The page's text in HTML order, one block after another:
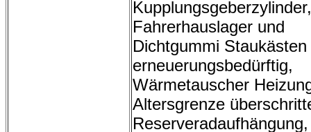
Fahrerhauslager und
Dichtgummi Staukästen
erneuerungsbedürftig,
Wärmetauscher
Altersgrenze